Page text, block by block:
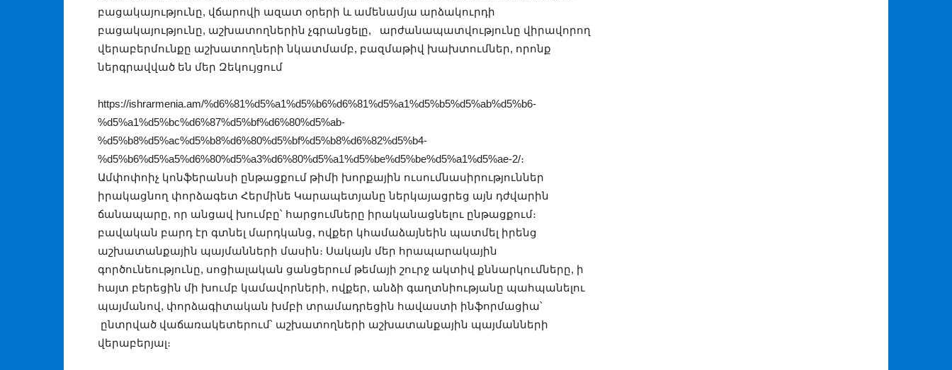
բացակայությունը, վճարովի ազատ օրերի և ամենամյա արձակուրդի
բացակայությունը, աշխատողներին չգրանցելը, արժանապատվությունը վիրավորող
վերաբերմունքը աշխատողների նկատմամբ, բազմաթիվ խախտումներ, որոնք
ներգրավված են մեր Զեկույցում
https://ishrarmenia.am/%d6%81%d5%a1%d5%b6%d6%81%d5%a1%d5%b5%d5%ab%d5%b6-
%d5%a1%d5%bc%d6%87%d5%bf%d6%80%d5%ab-
%d5%b8%d5%ac%d5%b8%d6%80%d5%bf%d5%b8%d6%82%d5%b4-
%d5%b6%d5%a5%d6%80%d5%a3%d6%80%d5%a1%d5%be%d5%be%d5%a1%d5%ae-2/։
Ամփոփոիչ կոնֆերանսի ընթացքում թիմի խորքային ուսումնասիրություններ
իրակացնող փորձագետ Հերմինե Կարապետյանը ներկայացրեց այն դժվարին
ճանապարը, որ անցավ խումբը՝ հարցումները իրականացնելու ընթացքում։
բավական բարդ էր գտնել մարդկանց, ովքեր կհամաձայնեին պատմել իրենց
աշխատանքային պայմանների մասին։ Սակայն մեր հրապարակային
գործունեությունը, սոցիալական ցանցերում թեմայի շուրջ ակտիվ քննարկումները, ի
հայտ բերեցին մի խումբ կամավորների, ովքեր, անձի գաղտնիությանը պահպանելու
պայմանով, փորձագիտական խմբի տրամադրեցին հավաստի ինֆորմացիա՝
ընտրված վաճառակետերում՝ աշխատողների աշխատանքային պայմանների
վերաբերյալ։